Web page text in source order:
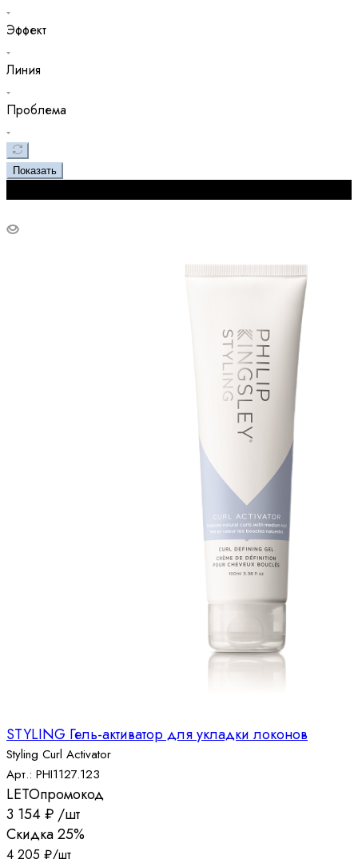
Эффект
Линия
Проблема
Показать
STYLING Гель-активатор для укладки локонов
Styling Curl Activator
Арт.: PHI1127.123
LETOпромокод
3 154₽ /шт
Скидка25%
4 205 ₽/шт